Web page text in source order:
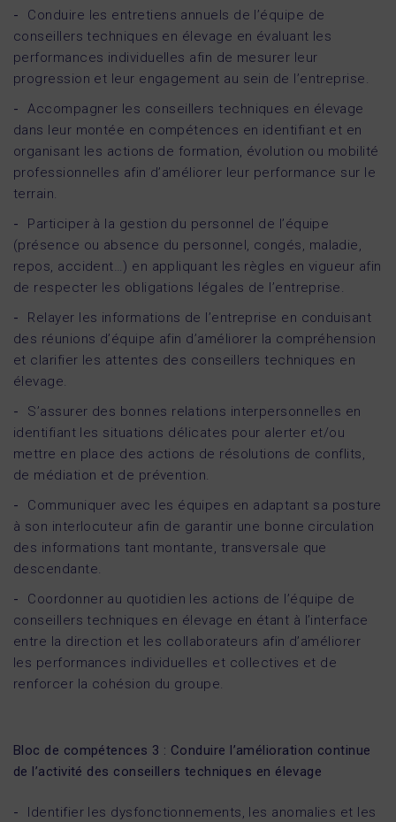
Conduire les entretiens annuels de l’équipe de
conseillers techniques en élevage en évaluant les
performances individuelles afin de mesurer leur
progression et leur engagement au sein de l’entreprise.
Accompagner les conseillers techniques en élevage
dans leur montée en compétences en identifiant et en
organisant les actions de formation, évolution ou mobilité
professionnelles afin d’améliorer leur performance sur le
terrain.
Participer à la gestion du personnel de l’équipe
(présence ou absence du personnel, congés, maladie,
repos, accident…) en appliquant les règles en vigueur afin
de respecter les obligations légales de l’entreprise.
Relayer les informations de l’entreprise en conduisant
des réunions d’équipe afin d’améliorer la compréhension
et clarifier les attentes des conseillers techniques en
élevage.
S’assurer des bonnes relations interpersonnelles en
identifiant les situations délicates pour alerter et/ou
mettre en place des actions de résolutions de conflits,
de médiation et de prévention.
Communiquer avec les équipes en adaptant sa posture
à son interlocuteur afin de garantir une bonne circulation
des informations tant montante, transversale que
descendante.
Coordonner au quotidien les actions de l’équipe de
conseillers techniques en élevage en étant à l’interface
entre la direction et les collaborateurs afin d’améliorer
les performances individuelles et collectives et de
renforcer la cohésion du groupe.
Bloc de compétences 3 : Conduire l’amélioration continue
de l’activité des conseillers techniques en élevage
Identifier les dysfonctionnements, les anomalies et les